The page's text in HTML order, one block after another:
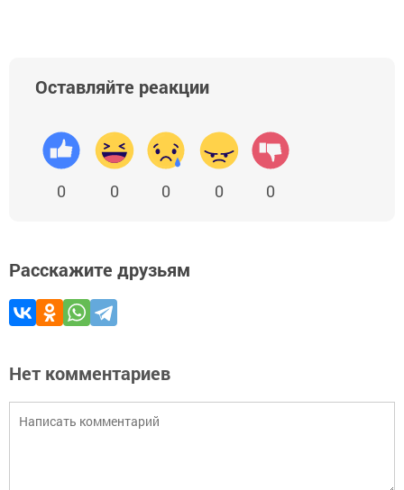
Оставляйте реакции
0 0 0 0 0
Расскажите друзьям
Нет комментариев